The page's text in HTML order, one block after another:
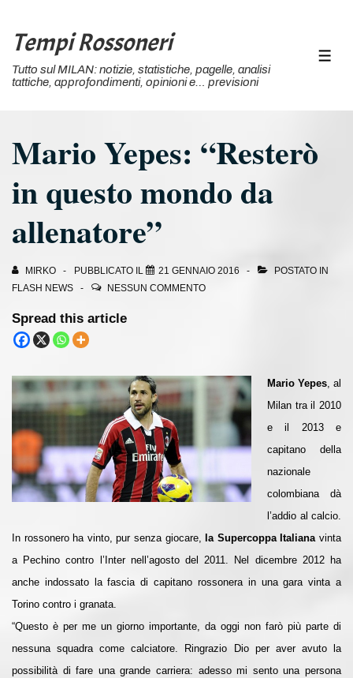
Vai
contenuto
Tempi Rossoneri
Tutto sul MILAN: notizie, statistiche, pagelle, analisi
tattiche, approfondimenti, opinioni e… previsioni
Mario Yepes: “Resterò
in questo mondo da
allenatore”
MIRKO PUBBLICATO IL 21 GENNAIO 2016
POSTATO IN
FLASH NEWS
NESSUN COMMENTO
Spread this article
Mario Yepes, al
Milan tra il 2010
e il 2013 e
capitano della
nazionale
colombiana dà
l’addio al calcio.
In rossonero ha vinto, pur senza giocare, la Supercoppa Italianavinta
a Pechino contro l’Inter nell’agosto del 2011. Nel dicembre 2012 ha
anche indossato la fascia di capitano rossonera in una gara vinta a
Torino contro i granata.
“Questo è per me un giorno importante, da oggi non farò più parte di
nessuna squadra come calciatore. Ringrazio Dio per aver avuto la
possibilità di fare una grande carriera: adesso mi sento una persona